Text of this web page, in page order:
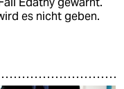
es nicht geben.